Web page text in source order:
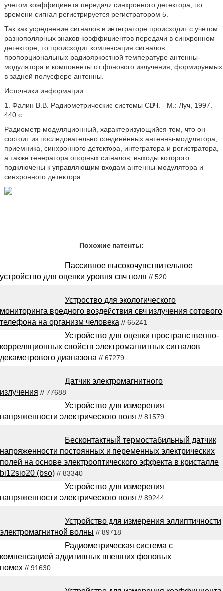
учетом коэффициента передачи синхронного детектора, по
времени сигнал регистрируется регистратором 5.
Так как усреднение сигналов в интеграторе происходит с учетом
разнополярных знаков коэффициентов передачи в синхронном
детекторе, то происходит компенсация сигналов
пропорциональных радиояркостной температуре антенны-
модулятора и компоненты от фонового излучения, формируемых
в задней полусфере антенны.
Источники информации
1. Фалин В.В. Радиометрические системы СВЧ. - М.: Луч, 1997. -
440 с.
Радиометр модуляционный, характеризующийся тем, что он
состоит из последовательно соединённых антенны-модулятора,
приемника, синхронного детектора, интегратора и регистратора,
а также генератора опорных сигналов, выходы которого
подключены к управляющим входам антенны-модулятора и
синхронного детектора.
Похожие патенты:
Пассивное высокочувствительное
устройство для оценки уровня свч поля // 520
Устроство для экологического
мониторинга вредного воздействия свч излучения сотового
телефона на организм человека // 65241
Устройство для оценки пространственно-
корреляционных свойств электромагнитных сигналов
декаметрового диапазона // 67279
Датчик электромагнитного
излучения // 77688
Устройство для измерения
напряженности электрического поля // 81579
Бесконтактный термостабильный датчик
напряженности постоянных и переменных электрических
полей на основе электрооптического эффекта в кристалле
bi12sio20 (bso) // 83340
Устройство для измерения
напряженности электрического поля // 89244
Устройство для измерения эллиптичности
электромагнитной волны // 89718
Радиометрическая система с
компенсацией аддитивных внешних фоновых
помех // 91630